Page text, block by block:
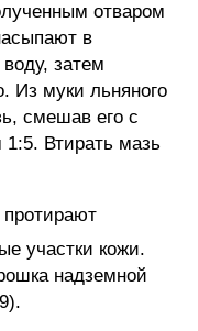
отваром
в
затем
Из муки льняного
смешав его с
Втирать мазь
протирают
участки кожи.
надземной